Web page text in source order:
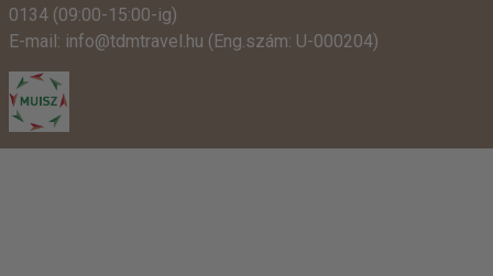
0134 (09:00-15:00-ig)
E-mail: info@tdmtravel.hu (Eng.szám: U-000204)